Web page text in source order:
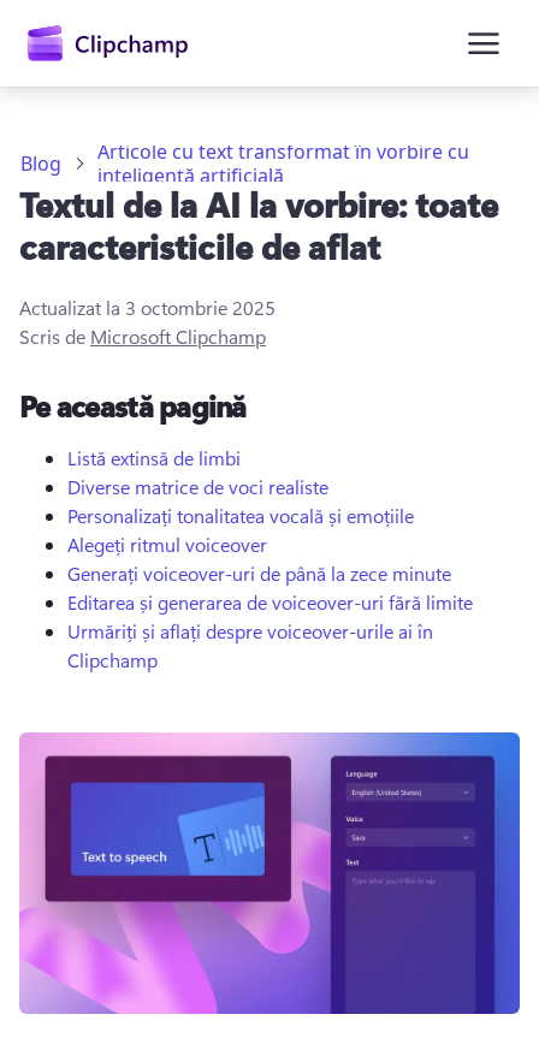
principal
Încercați gratuit
Blog
Articole cu text transformat în vorbire cu
inteligență artificială
Textul de la AI la vorbire: toate
caracteristicile de aflat
Actualizat la 3 octombrie 2025
Scris de Microsoft Clipchamp
Pe această pagină
Listă extinsă de limbi
Diverse matrice de voci realiste
Personalizați tonalitatea vocală și emoțiile
Alegeți ritmul voiceover
Generați voiceover-uri de până la zece minute
Editarea și generarea de voiceover-uri fără limite
Urmăriți și aflați despre voiceover-urile ai în
Clipchamp